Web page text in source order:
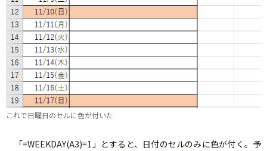
これで日曜日のセルに色が付いた
「=WEEKDAY(A3)=1」とすると、日付のセルのみに色が付く。予